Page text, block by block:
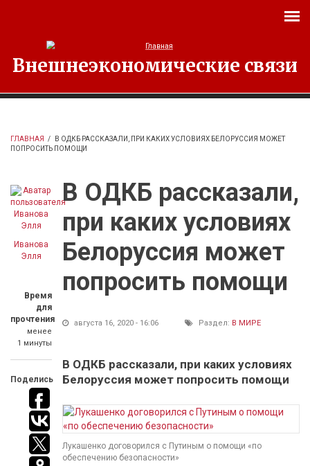
Внешнеэкономические связи
ГЛАВНАЯ /
В ОДКБ РАССКАЗАЛИ, ПРИ КАКИХ УСЛОВИЯХ БЕЛОРУССИЯ МОЖЕТ
ПОПРОСИТЬ ПОМОЩИ
Иванова
Элля
Время
для
прочтения
менее
1 минуты
Поделись
В ОДКБ рассказали,
при каких условиях
Белоруссия может
попросить помощи
августа 16, 2020 - 16:06 Раздел: В МИРЕ
В ОДКБ рассказали, при каких условиях
Белоруссия может попросить помощи
Лукашенко договорился с Путиным о помощи «по
обеспечению безопасности»